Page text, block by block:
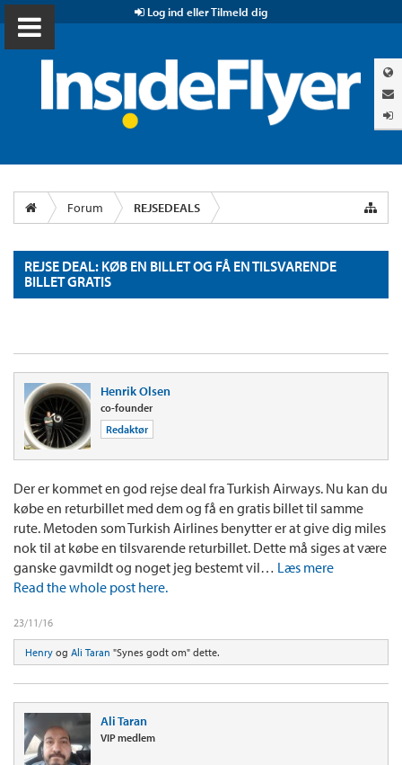
Log ind eller Tilmeld dig
Forum REJSEDEALS
REJSE DEAL: KØB EN BILLET OG FÅ EN TILSVARENDE
BILLET GRATIS
Henrik Olsen
co-founder
Redaktør
Der er kommet en god rejse deal fra Turkish Airways. Nu kan du
købe en returbillet med dem og få en gratis billet til samme
rute. Metoden som Turkish Airlines benytter er at give dig miles
nok til at købe en tilsvarende returbillet. Dette må siges at være
ganske gavmildt og noget jeg bestemt vil… Læs mere
Read the whole post here.
23/11/16
Henry og Ali Taran "Synes godt om" dette.
Ali Taran
VIP medlem